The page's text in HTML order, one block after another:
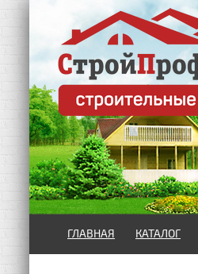
ГЛАВНАЯ КАТАЛОГ